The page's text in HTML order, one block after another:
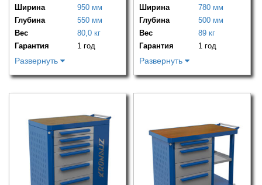
Ширина
950 мм
Глубина
550 мм
Вес
80,0 кг
Гарантия
1 год
Развернуть
Ширина
780 мм
Глубина
500 мм
Вес
89 кг
Гарантия
1 год
Развернуть